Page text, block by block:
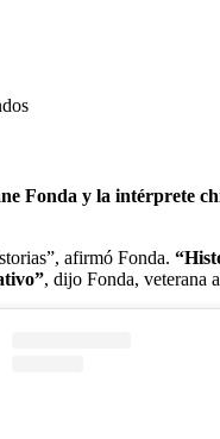
Fonda y la intérprete
afirmó Fonda.
, dijo Fonda, veterana